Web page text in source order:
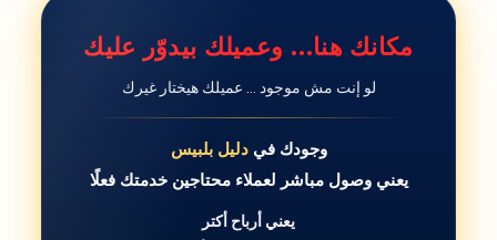
مكانك هنا… وعميلك بيدوّر عليك
لو إنت مش موجود … عميلك هيختار غيرك
وجودك فيدليل بلبيس
يعني وصول مباشر لعملاء محتاجين خدمتك فعلًا
يعني أرباح أكتر